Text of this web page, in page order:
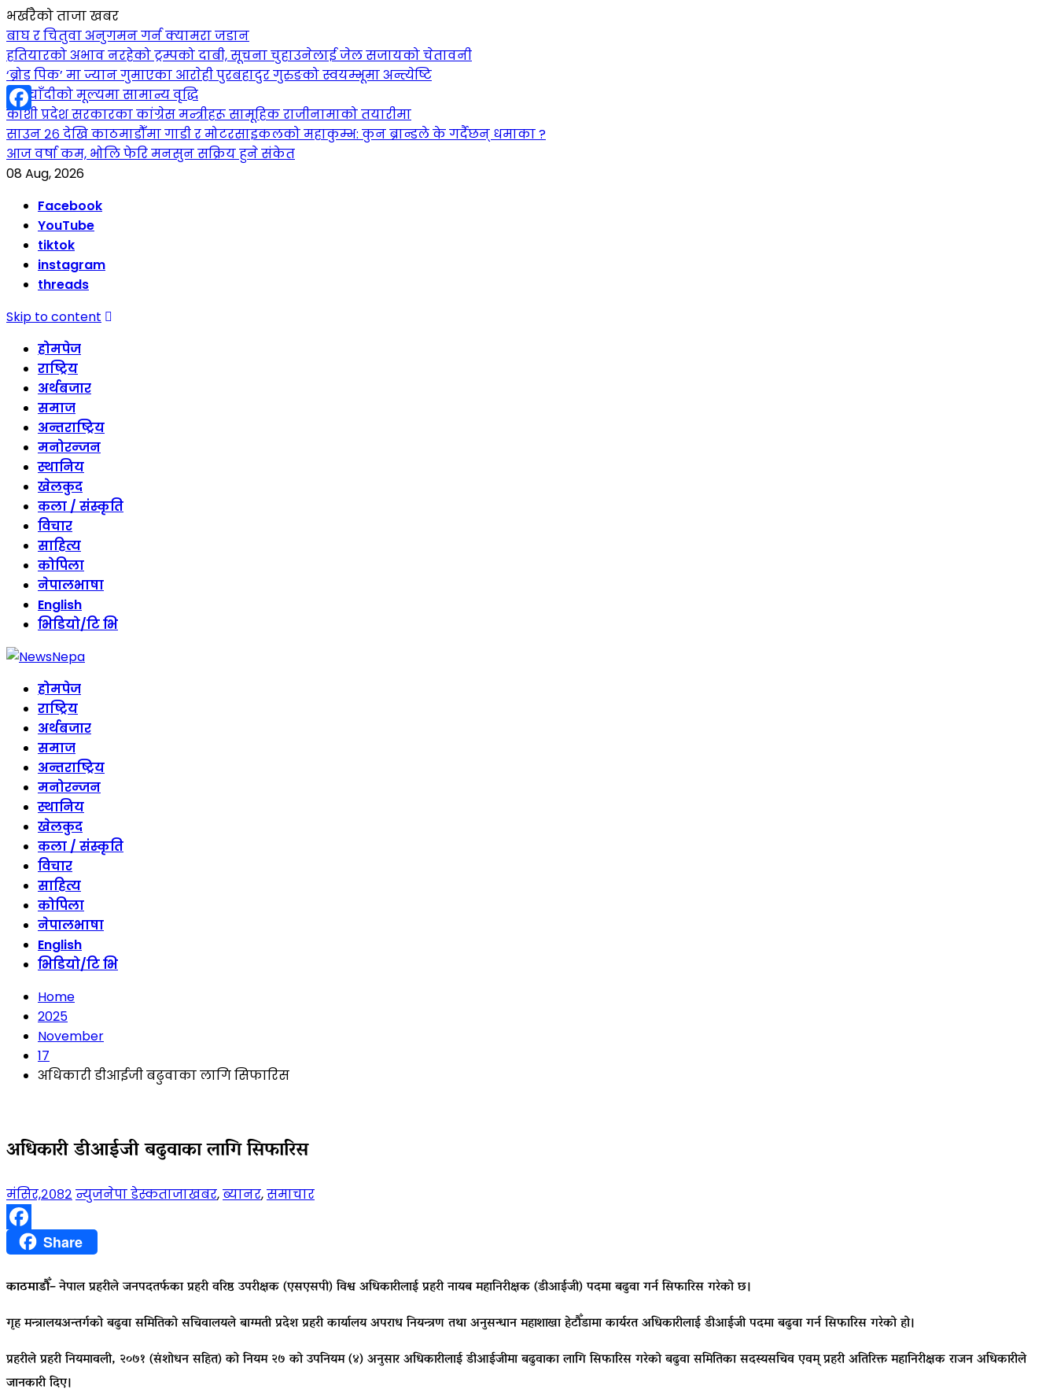
भर्खरैको ताजा खबर
बाघ र चितुवा अनुगमन गर्न क्यामरा जडान
हतियारको अभाव नरहेको ट्रम्पको दाबी, सूचना चुहाउनेलाई जेल सजायको चेतावनी
‘ब्रोड पिक’ मा ज्यान गुमाएका आराेही पुरबहादुर गुरुङको स्वयम्भूमा अन्त्येष्टि
सुनचाँदीको मूल्यमा सामान्य वृद्धि
कोशी प्रदेश सरकारका कांग्रेस मन्त्रीहरू सामूहिक राजीनामाको तयारीमा
साउन २६ देखि काठमाडौँमा गाडी र मोटरसाइकलको महाकुम्भ: कुन ब्रान्डले के गर्दैछन् धमाका ?
आज वर्षा कम, भोलि फेरि मनसुन सक्रिय हुने संकेत
08 Aug, 2026
Facebook
YouTube
tiktok
instagram
threads
Skip to content
होमपेज
राष्ट्रिय
अर्थबजार
समाज
अन्तराष्ट्रिय
मनोरन्जन
स्थानिय
खेलकुद
कला / संस्कृति
विचार
साहित्य
कोपिला
नेपालभाषा
English
भिडियो/टि भि
होमपेज
राष्ट्रिय
अर्थबजार
समाज
अन्तराष्ट्रिय
मनोरन्जन
स्थानिय
खेलकुद
कला / संस्कृति
विचार
साहित्य
कोपिला
नेपालभाषा
English
भिडियो/टि भि
Home
2025
November
17
अधिकारी डीआईजी बढुवाका लागि सिफारिस
अधिकारी डीआईजी बढुवाका लागि सिफारिस
मंसिर,२०८२ न्युजनेपा डेस्कताजाखबर,ब्यानर,समाचार
FacebookShare
काठमाडौँ–नेपाल प्रहरीले जनपदतर्फका प्रहरी वरिष्ठ उपरीक्षक (एसएसपी) विश्व अधिकारीलाई प्रहरी नायब महानिरीक्षक (डीआईजी) पदमा बढुवा गर्न सिफारिस गरेको छ।
गृह मन्त्रालयअन्तर्गको बढुवा समितिको सचिवालयले बाग्मती प्रदेश प्रहरी कार्यालय अपराध नियन्त्रण तथा अनुसन्धान महाशाखा हेटौँडामा कार्यरत अधिकारीलाई डीआईजी पदमा बढुवा गर्न सिफारिस गरेको हो।
प्रहरीले प्रहरी नियमावली, २०७१ (संशोधन सहित) को नियम २७ को उपनियम (४) अनुसार अधिकारीलाई डीआईजीमा बढुवाका लागि सिफारिस गरेको बढुवा समितिका सदस्यसचिव एवम् प्रहरी अतिरिक्त महानिरीक्षक राजन अधिकारीले
जानकारी दिए।
Facebook